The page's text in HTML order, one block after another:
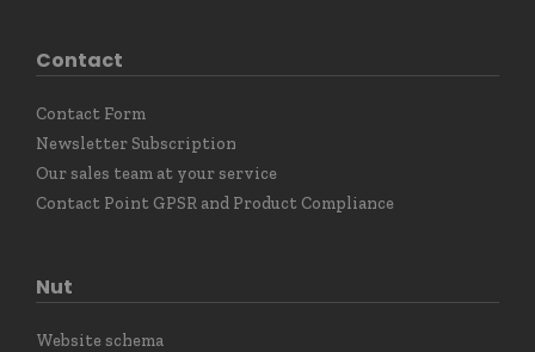
Contact
Contact Form
Newsletter Subscription
Our sales team at your service
Contact Point GPSR and Product Compliance
Nut
Website schema